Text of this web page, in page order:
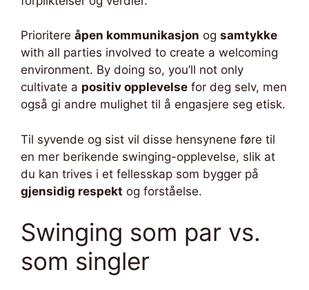
Prioritere åpen kommunikasjon og samtykke
with all parties involved to create a welcoming
environment. By doing so, you’ll not only
cultivate a positiv opplevelse for deg selv, men
også gi andre mulighet til å engasjere seg etisk.
Til syvende og sist vil disse hensynene føre til
en mer berikende swinging-opplevelse, slik at
du kan trives i et fellesskap som bygger på
gjensidig respekt og forståelse.
Swinging som par vs.
som singler